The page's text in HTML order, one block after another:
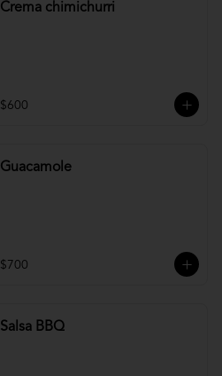
Crema chimichurri
$600
Guacamole
$700
Salsa BBQ